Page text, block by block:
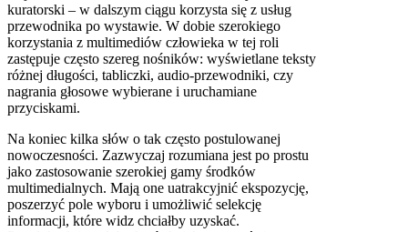
kuratorski – w dalszym ciągu korzysta się z usług
przewodnika po wystawie. W dobie szerokiego
korzystania z multimediów człowieka w tej roli
zastępuje często szereg nośników: wyświetlane teksty
różnej długości, tabliczki, audio-przewodniki, czy
nagrania głosowe wybierane i uruchamiane
przyciskami.
Na koniec kilka słów o tak często postulowanej
nowoczesności. Zazwyczaj rozumiana jest po prostu
jako zastosowanie szerokiej gamy środków
multimedialnych. Mają one uatrakcyjnić ekspozycję,
poszerzyć pole wyboru i umożliwić selekcję
informacji, które widz chciałby uzyskać.